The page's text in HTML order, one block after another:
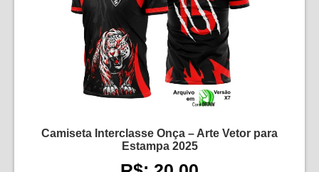
Camiseta Interclasse Onça – Arte Vetor para
Estampa 2025